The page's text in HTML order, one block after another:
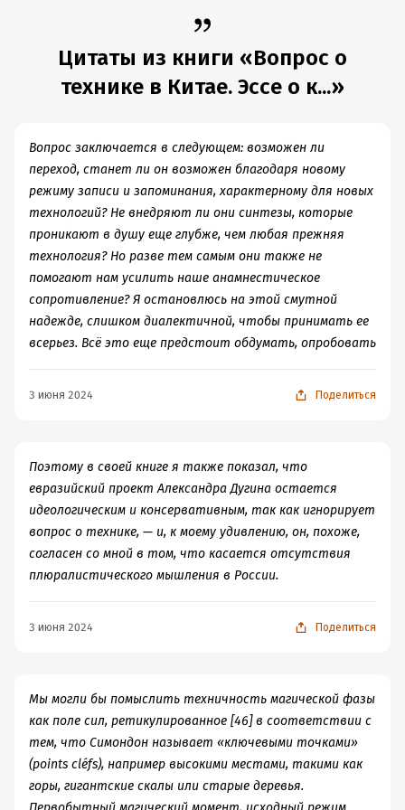
Подробная информация
Дата написания: 1 января 2016
Год издания: 2023
Дата поступления: 2 мая 2023
ISBN (EAN):9785911036379
Время на чтение: 9ч.
Цитаты из книги «Вопрос о
технике в Китае. Эссе о к...»
Вопрос заключается в следующем: возможен ли
переход, станет ли он возможен благодаря новому
режиму записи и запоминания, характерному для новых
технологий? Не внедряют ли они синтезы, которые
проникают в душу еще глубже, чем любая прежняя
технология? Но разве тем самым они также не
помогают нам усилить наше анамнестическое
сопротивление? Я остановлюсь на этой смутной
надежде, слишком диалектичной, чтобы принимать ее
всерьез. Всё это еще предстоит обдумать, опробовать
3 июня 2024 Поделиться
Поэтому в своей книге я также показал, что
евразийский проект Александра Дугина остается
идеологическим и консервативным, так как игнорирует
вопрос о технике, — и, к моему удивлению, он, похоже,
согласен со мной в том, что касается отсутствия
плюралистического мышления в России.
3 июня 2024 Поделиться
Мы могли бы помыслить техничность магической фазы
как поле сил, ретикулированное [46] в соответствии с
тем, что Симондон называет «ключевыми точками»
(points cléfs), например высокими местами, такими как
горы, гигантские скалы или старые деревья.